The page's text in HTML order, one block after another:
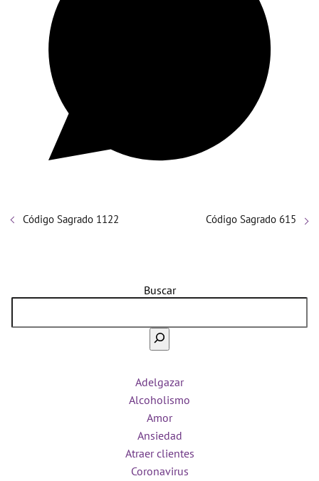
Código Sagrado 1122 Código Sagrado 615
Buscar
Adelgazar
Alcoholismo
Amor
Ansiedad
Atraer clientes
Coronavirus